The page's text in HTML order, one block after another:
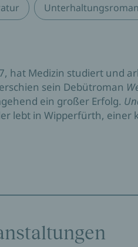
hat Medizin studiert und
sein Debütroman
ein großer Erfolg.
lebt in Wipperfürth, einer